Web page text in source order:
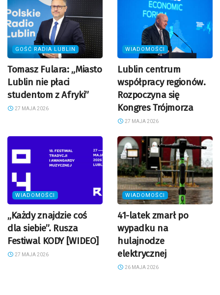
GOŚĆ RADIA LUBLIN
Tomasz Fulara: „Miasto
Lublin nie płaci
studentom z Afryki”
27 MAJA 2026
WIADOMOŚCI
Lublin centrum
współpracy regionów.
Rozpoczyna się
Kongres Trójmorza
27 MAJA 2026
WIADOMOŚCI
„Każdy znajdzie coś
dla siebie”. Rusza
Festiwal KODY [WIDEO]
27 MAJA 2026
WIADOMOŚCI
41-latek zmarł po
wypadku na
hulajnodze
elektrycznej
26 MAJA 2026